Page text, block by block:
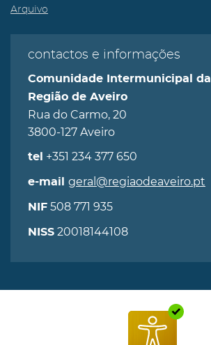
Arquivo
contactos e informações
Comunidade Intermunicipal da
Região de Aveiro
Rua do Carmo, 20
3800-127 Aveiro
tel +351 234 377 650
e-mail geral@regiaodeaveiro.pt
NIF 508 771 935
NISS 20018144108